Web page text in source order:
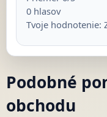
0hlasov
Tvoje hodnotenie:
Podobné
obchodu